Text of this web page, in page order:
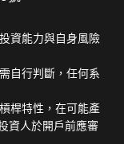
資能力與自身風險
自行判斷，任何系
桿特性，在可能產
資人於開戶前應審